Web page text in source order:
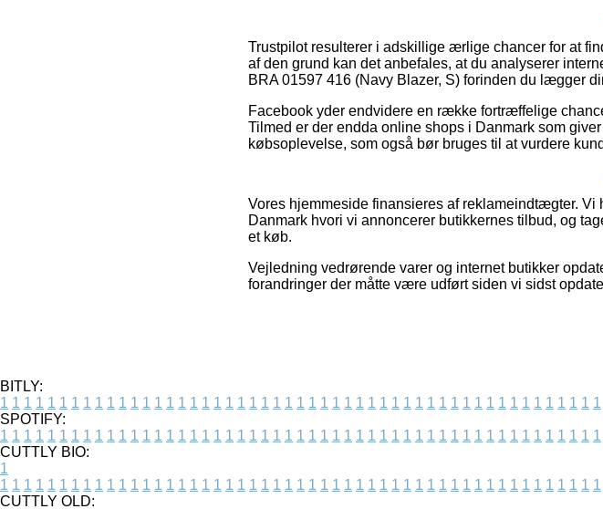
Trustpilot resulterer i adskillige ærlige chancer for at
af den grund kan det anbefales, at du analyserer
BRA 01597 416 (Navy Blazer, S) forinden du lægger
Facebook yder endvidere en række fortræffelige
Tilmed er der endda online shops i Danmark som
købsoplevelse, som også bør bruges til at vurdere
Vores hjemmeside finansieres af reklameindtægter.
Danmark hvori vi annoncerer butikkernes tilbud, og
et køb.
Vejledning vedrørende varer og internet butikker
forandringer der måtte være udført siden vi sidst
BITLY:
1 1 1 1 1 1 1 1 1 1 1 1 1 1 1 1 1 1 1 1 1 1 1 1 1 1 1 1 1 1 1 1 1 1 1 1 1 1 1 1 1 1 1 1 1 1 1 1 1 1 1
SPOTIFY:
1 1 1 1 1 1 1 1 1 1 1 1 1 1 1 1 1 1 1 1 1 1 1 1 1 1 1 1 1 1 1 1 1 1 1 1 1 1 1 1 1 1 1 1 1 1 1 1 1 1 1
CUTTLY BIO:
1
1 1 1 1 1 1 1 1 1 1 1 1 1 1 1 1 1 1 1 1 1 1 1 1 1 1 1 1 1 1 1 1 1 1 1 1 1 1 1 1 1 1 1 1 1 1 1 1 1 1 1
CUTTLY OLD: